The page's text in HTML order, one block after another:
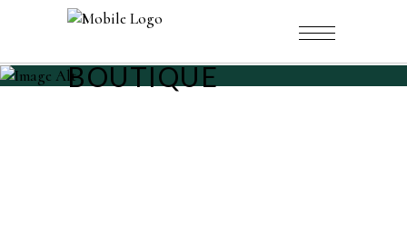
BOUTIQUE